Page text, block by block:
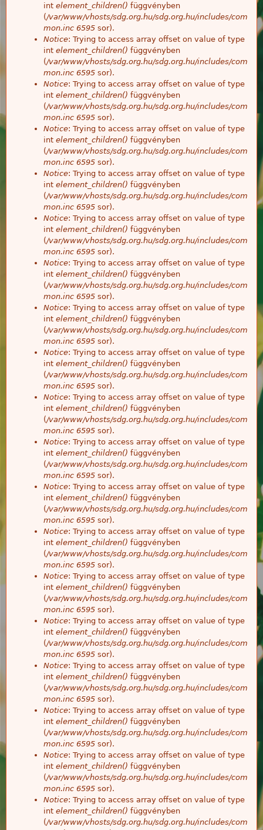
int element_children() függvényben
(/var/www/vhosts/sdg.org.hu/sdg.org.hu/includes/com
mon.inc 6595 sor).
Notice: Trying to access array offset on value of type
int element_children() függvényben
(/var/www/vhosts/sdg.org.hu/sdg.org.hu/includes/com
mon.inc 6595 sor).
Notice: Trying to access array offset on value of type
int element_children() függvényben
(/var/www/vhosts/sdg.org.hu/sdg.org.hu/includes/com
mon.inc 6595 sor).
Notice: Trying to access array offset on value of type
int element_children() függvényben
(/var/www/vhosts/sdg.org.hu/sdg.org.hu/includes/com
mon.inc 6595 sor).
Notice: Trying to access array offset on value of type
int element_children() függvényben
(/var/www/vhosts/sdg.org.hu/sdg.org.hu/includes/com
mon.inc 6595 sor).
Notice: Trying to access array offset on value of type
int element_children() függvényben
(/var/www/vhosts/sdg.org.hu/sdg.org.hu/includes/com
mon.inc 6595 sor).
Notice: Trying to access array offset on value of type
int element_children() függvényben
(/var/www/vhosts/sdg.org.hu/sdg.org.hu/includes/com
mon.inc 6595 sor).
Notice: Trying to access array offset on value of type
int element_children() függvényben
(/var/www/vhosts/sdg.org.hu/sdg.org.hu/includes/com
mon.inc 6595 sor).
Notice: Trying to access array offset on value of type
int element_children() függvényben
(/var/www/vhosts/sdg.org.hu/sdg.org.hu/includes/com
mon.inc 6595 sor).
Notice: Trying to access array offset on value of type
int element_children() függvényben
(/var/www/vhosts/sdg.org.hu/sdg.org.hu/includes/com
mon.inc 6595 sor).
Notice: Trying to access array offset on value of type
int element_children() függvényben
(/var/www/vhosts/sdg.org.hu/sdg.org.hu/includes/com
mon.inc 6595 sor).
Notice: Trying to access array offset on value of type
int element_children() függvényben
(/var/www/vhosts/sdg.org.hu/sdg.org.hu/includes/com
mon.inc 6595 sor).
Notice: Trying to access array offset on value of type
int element_children() függvényben
(/var/www/vhosts/sdg.org.hu/sdg.org.hu/includes/com
mon.inc 6595 sor).
Notice: Trying to access array offset on value of type
int element_children() függvényben
(/var/www/vhosts/sdg.org.hu/sdg.org.hu/includes/com
mon.inc 6595 sor).
Notice: Trying to access array offset on value of type
int element_children() függvényben
(/var/www/vhosts/sdg.org.hu/sdg.org.hu/includes/com
mon.inc 6595 sor).
Notice: Trying to access array offset on value of type
int element_children() függvényben
(/var/www/vhosts/sdg.org.hu/sdg.org.hu/includes/com
mon.inc 6595 sor).
Notice: Trying to access array offset on value of type
int element_children() függvényben
(/var/www/vhosts/sdg.org.hu/sdg.org.hu/includes/com
mon.inc 6595 sor).
Notice: Trying to access array offset on value of type
int element_children() függvényben
(/var/www/vhosts/sdg.org.hu/sdg.org.hu/includes/com
mon.inc 6595 sor).
Notice: Trying to access array offset on value of type
int element_children() függvényben
(/var/www/vhosts/sdg.org.hu/sdg.org.hu/includes/com